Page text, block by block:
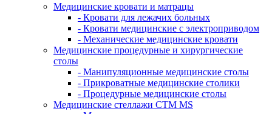
Медицинские кровати и матрацы
- Кровати для лежачих больных
- Кровати медицинские с электроприводом
- Механические медицинские кровати
Медицинские процедурные и хирургические
столы
- Манипуляционные медицинские столы
- Прикроватные медицинские столики
- Процедурные медицинские столы
Медицинские стеллажи CTM MS